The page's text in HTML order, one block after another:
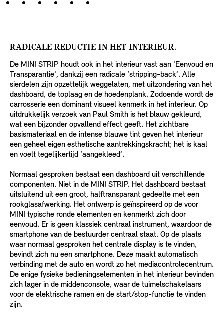
RADICALE REDUCTIE IN HET INTERIEUR.
De MINI STRIP houdt ook in het interieur vast aan 'Eenvoud en
Transparantie', dankzij een radicale ‘stripping-back’. Alle
sierdelen zijn opzettelijk weggelaten, met uitzondering van het
dashboard, de toplaag en de hoedenplank. Zodoende wordt de
carrosserie een dominant visueel kenmerk in het interieur. Op
uitdrukkelijk verzoek van Paul Smith is het blauw gekleurd,
wat een bijzonder opvallend effect geeft. Het zichtbare
basismateriaal en de intense blauwe tint geven het interieur
een geheel eigen esthetische aantrekkingskracht; het is kaal
en voelt tegelijkertijd ‘aangekleed’.
Normaal gesproken bestaat een dashboard uit verschillende
componenten. Niet in de MINI STRIP. Het dashboard bestaat
uitsluitend uit een groot, halftransparant gedeelte met een
rookglasafwerking. Het ontwerp is geïnspireerd op de voor
MINI typische ronde elementen en kenmerkt zich door
eenvoud. Er is geen klassiek centraal instrument, waardoor de
smartphone van de bestuurder centraal staat. Op de plaats
waar normaal gesproken het centrale display is te vinden,
bevindt zich nu een smartphone. Deze maakt automatisch
verbinding met de auto en wordt zo het mediacontrolecentrum.
De enige fysieke bedieningselementen in het interieur bevinden
zich lager in de middenconsole, waar de tuimelschakelaars
voor de elektrische ramen en de start/stop-functie te vinden
zijn.